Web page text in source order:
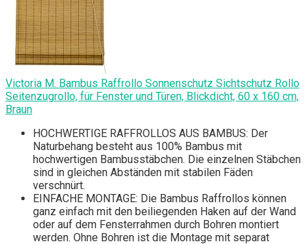
Victoria M. Bambus Raffrollo Sonnenschutz Sichtschutz Rollo
Seitenzugrollo, für Fenster und Türen, Blickdicht, 60 x 160 cm,
Braun
HOCHWERTIGE RAFFROLLOS AUS BAMBUS: Der
Naturbehang besteht aus 100% Bambus mit
hochwertigen Bambusstäbchen. Die einzelnen Stäbchen
sind in gleichen Abständen mit stabilen Fäden
verschnürt.
EINFACHE MONTAGE: Die Bambus Raffrollos können
ganz einfach mit den beiliegenden Haken auf der Wand
oder auf dem Fensterrahmen durch Bohren montiert
werden. Ohne Bohren ist die Montage mit separat